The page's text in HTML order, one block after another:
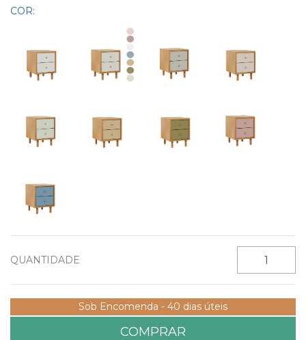
COR:
QUANTIDADE
Sob Encomenda - 40 dias úteis